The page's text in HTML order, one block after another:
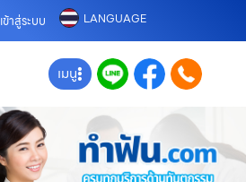
เข้าสู่ระบบ LANGUAGE
เมนู